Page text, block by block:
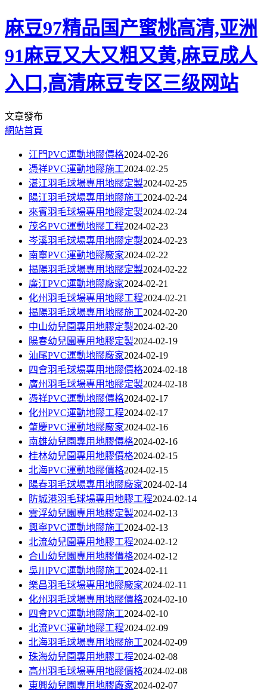
麻豆97精品国产蜜桃高清,亚洲
91麻豆又大又粗又黄,麻豆成人
入口,高清麻豆专区三级网站
文章發布
網站首頁
江門PVC運動地膠價格2024-02-26
憑祥PVC運動地膠施工2024-02-25
湛江羽毛球場專用地膠定製2024-02-25
陽江羽毛球場專用地膠施工2024-02-24
來賓羽毛球場專用地膠定製2024-02-24
茂名PVC運動地膠工程2024-02-23
岑溪羽毛球場專用地膠定製2024-02-23
南寧PVC運動地膠廠家2024-02-22
揭陽羽毛球場專用地膠定製2024-02-22
廉江PVC運動地膠廠家2024-02-21
化州羽毛球場專用地膠工程2024-02-21
揭陽羽毛球場專用地膠施工2024-02-20
中山幼兒園專用地膠定製2024-02-20
陽春幼兒園專用地膠定製2024-02-19
汕尾PVC運動地膠廠家2024-02-19
四會羽毛球場專用地膠價格2024-02-18
廣州羽毛球場專用地膠定製2024-02-18
憑祥PVC運動地膠價格2024-02-17
化州PVC運動地膠工程2024-02-17
肇慶PVC運動地膠廠家2024-02-16
南雄幼兒園專用地膠價格2024-02-16
桂林幼兒園專用地膠價格2024-02-15
北海PVC運動地膠價格2024-02-15
陽春羽毛球場專用地膠廠家2024-02-14
防城港羽毛球場專用地膠工程2024-02-14
雲浮幼兒園專用地膠定製2024-02-13
興寧PVC運動地膠施工2024-02-13
北流幼兒園專用地膠工程2024-02-12
合山幼兒園專用地膠價格2024-02-12
吳川PVC運動地膠施工2024-02-11
樂昌羽毛球場專用地膠廠家2024-02-11
化州羽毛球場專用地膠價格2024-02-10
四會PVC運動地膠施工2024-02-10
北流PVC運動地膠工程2024-02-09
北海羽毛球場專用地膠施工2024-02-09
珠海幼兒園專用地膠工程2024-02-08
高州羽毛球場專用地膠價格2024-02-08
東興幼兒園專用地膠廠家2024-02-07